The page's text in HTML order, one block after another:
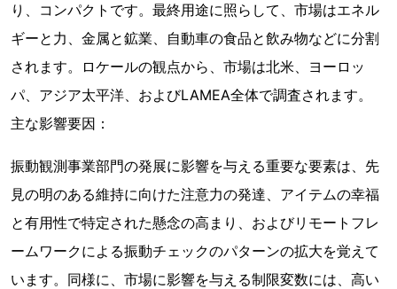
り、コンパクトです。最終用途に照らして、市場はエネル
ギーと力、金属と鉱業、自動車の食品と飲み物などに分割
されます。ロケールの観点から、市場は北米、ヨーロッ
パ、アジア太平洋、およびLAMEA全体で調査されます。
主な影響要因：
振動観測事業部門の発展に影響を与える重要な要素は、先
見の明のある維持に向けた注意力の発達、アイテムの幸福
と有用性で特定された懸念の高まり、およびリモートフレ
ームワークによる振動チェックのパターンの拡大を覚えて
います。同様に、市場に影響を与える制限変数には、高い